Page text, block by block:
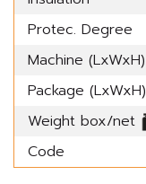
Protec. Degree
Machine (LxWxH)
Package (LxWxH)
Weight box/net
Code